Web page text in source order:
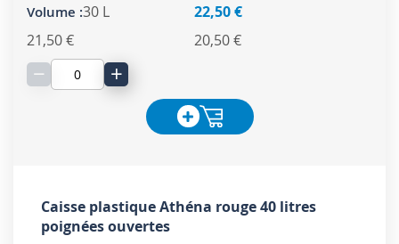
30 L
22,50 €
21,50 €
20,50 €
− +
Caisse plastique Athéna rouge 40 litres
poignées ouvertes